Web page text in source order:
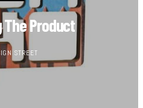
Product
STREET